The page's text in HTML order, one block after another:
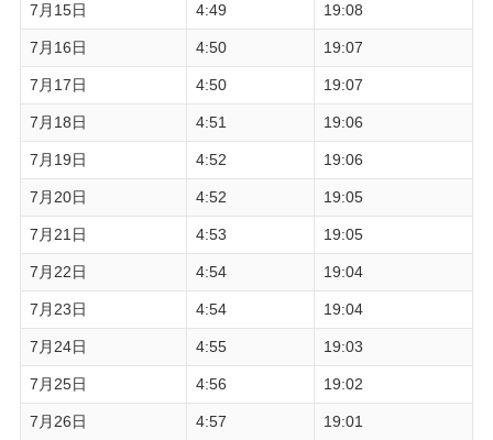
7月15日 4:49 19:08
7月16日 4:50 19:07
7月17日 4:50 19:07
7月18日 4:51 19:06
7月19日 4:52 19:06
7月20日 4:52 19:05
7月21日 4:53 19:05
7月22日 4:54 19:04
7月23日 4:54 19:04
7月24日 4:55 19:03
7月25日 4:56 19:02
7月26日 4:57 19:01